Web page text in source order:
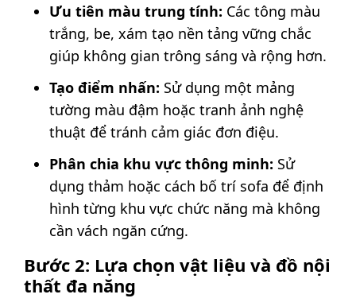
Ưu tiên màu trung tính: Các tông màu
trắng, be, xám tạo nền tảng vững chắc
giúp không gian trông sáng và rộng hơn.
Tạo điểm nhấn: Sử dụng một mảng
tường màu đậm hoặc tranh ảnh nghệ
thuật để tránh cảm giác đơn điệu.
Phân chia khu vực thông minh: Sử
dụng thảm hoặc cách bố trí sofa để định
hình từng khu vực chức năng mà không
cần vách ngăn cứng.
Bước 2: Lựa chọn vật liệu và đồ nội
thất đa năng